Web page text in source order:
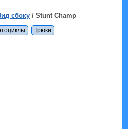
сбоку / Stunt Champ
Трюки